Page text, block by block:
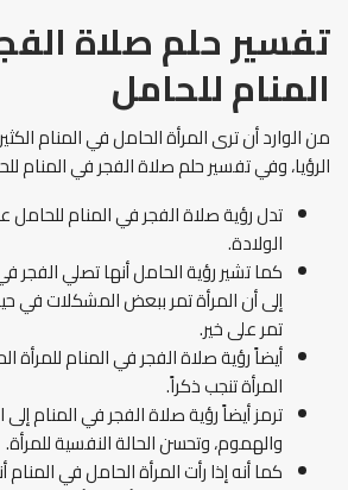
تفسير حلم صلاة
المنام للحامل
من الوارد أن ترى المرأة الحامل في المنام
الرؤيا، وفي تفسير حلم صلاة الفجر في المنام
تدل رؤية صلاة الفجر في المنام للحامل
الولادة.
كما تشير رؤية الحامل أنها تصلي
إلى أن المرأة تمر ببعض المشكلات في
تمر على خير.
أيضاً رؤية صلاة الفجر في المنام للمرأة
المرأة تنجب ذكراً.
ترمز أيضاً رؤية صلاة الفجر في المنام
والهموم، وتحسن الحالة النفسية للمرأة.
كما أنه إذا رأت المرأة الحامل في